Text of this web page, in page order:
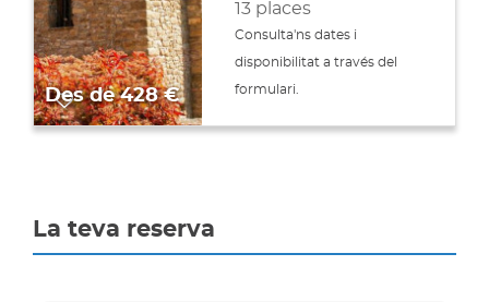
Des de 428 €
13 places
Consulta'ns dates i
disponibilitat a través del
formulari.
La teva reserva